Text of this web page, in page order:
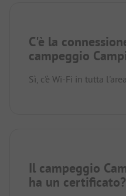
C'è la
campeggio
Sì, c'è Wi-Fi in tutta
Il campeggio
ha un certificato?